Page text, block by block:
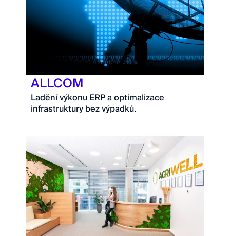
ALLCOM
Ladění výkonu ERP a optimalizace
infrastruktury bez výpadků.